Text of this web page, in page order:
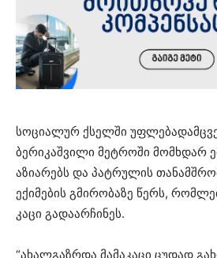
სოციალურ ქსელში
ბერიკაშვილი მეტროში მომხდარ
აზიარებს და პატრულის
ექიმების გმირობაზე წერს,
კაცი გადაარჩინეს.
“ახალგაზრდა მამაკაცი ცუდად